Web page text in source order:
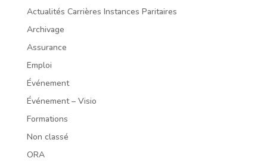
Actualités Carrières Instances Paritaires
Archivage
Assurance
Emploi
Événement
Événement – Visio
Formations
Non classé
ORA